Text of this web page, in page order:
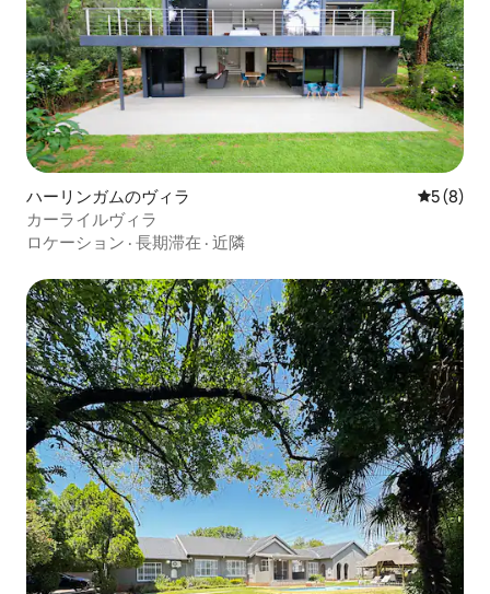
ハーリンガムのヴィラ レビュー
5 (8)
カーライルヴィラ
ロケーション · 長期滞在 · 近隣